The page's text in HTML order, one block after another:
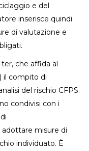
e del
inserisce quindi
di valutazione e
che affida al
il compito di
del rischio CFPS.
condivisi con i
misure di
individuato. È